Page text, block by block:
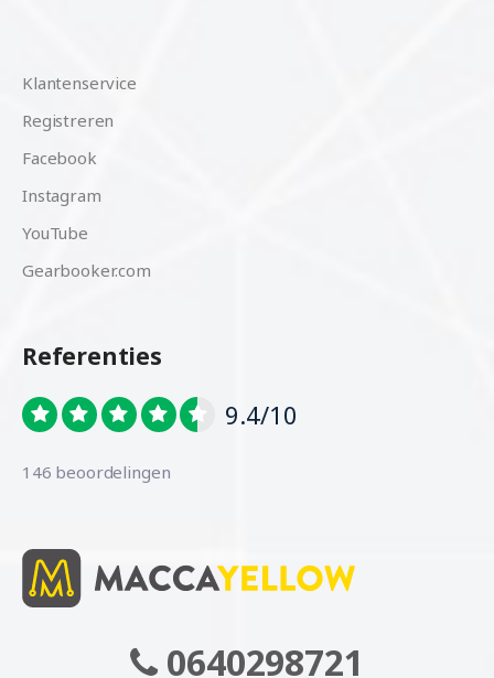
Klantenservice
Registreren
Facebook
Instagram
YouTube
Gearbooker.com
Referenties
9.4/10
146 beoordelingen
0640298721